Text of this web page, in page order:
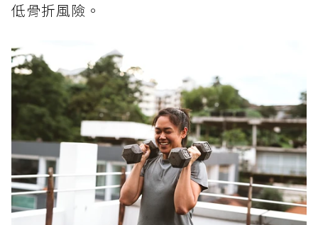
低骨折風險。